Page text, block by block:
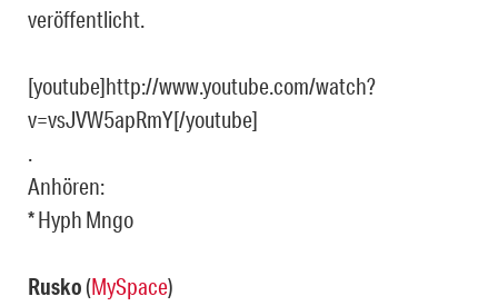
veröffentlicht.
[youtube]http://www.youtube.com/watch?
v=vsJVW5apRmY[/youtube]
.
Anhören:
* Hyph Mngo
Rusko(MySpace)